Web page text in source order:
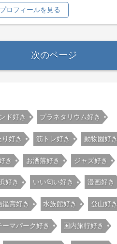
プロフィールを見る
次のページ
ド好き プラネタリウム好き
り好き 筋トレ好き 動物園好き
き お洒落好き ジャズ好き
好き いい匂い好き 漫画好き
鑑賞好き 水族館好き 登山好き
ーマパーク好き 国内旅行好き